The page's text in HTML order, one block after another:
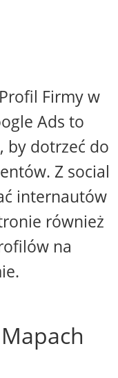
Firmy w
Ads to
by dotrzeć do
Z social
internautów
również
na